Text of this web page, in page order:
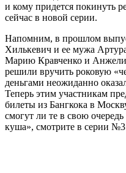
и кому придется покинуть
сейчас в новой серии.
Напомним, в прошлом
Хилькевич и ее мужа
Марию Кравченко и
решили вручить роковую
деньгами неожиданно
Теперь этим участникам
билеты из Бангкока в
смогут ли те в свою
куша», смотрите в серии